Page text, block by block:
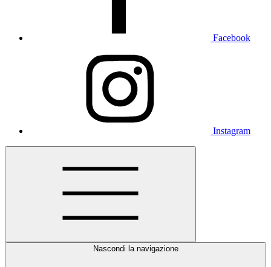
Facebook
Instagram
Nascondi la navigazione